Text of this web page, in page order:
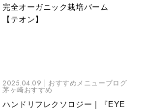
完全オーガニック栽培バーム
【テオン】
2025.04.09 | おすすめメニューブログ
茅ヶ崎おすすめ
ハンドリフレクソロジー｜『EYE